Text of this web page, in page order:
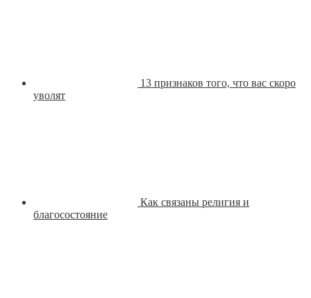
13 признаков того, что вас скоро
уволят
Как связаны религия и
благосостояние